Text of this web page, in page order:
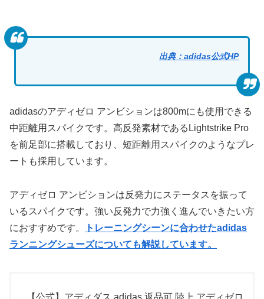
出典：adidas公式HP
adidasのアディゼロ アンビションは800mにも使用できる
中距離用スパイクです。高反発素材であるLightstrike Pro
を前足部に搭載しており、短距離用スパイクのようなプレ
ートも採用しています。
アディゼロ アンビションは反発力にステータスを振って
いるスパイクです。強い反発力で力強く進んでいきたい方
におすすめです。
トレーニングシーンに合わせたadidas
ランニングシューズについても解説しています。
【公式】アディダス adidas 返品可 陸上 アディゼロ